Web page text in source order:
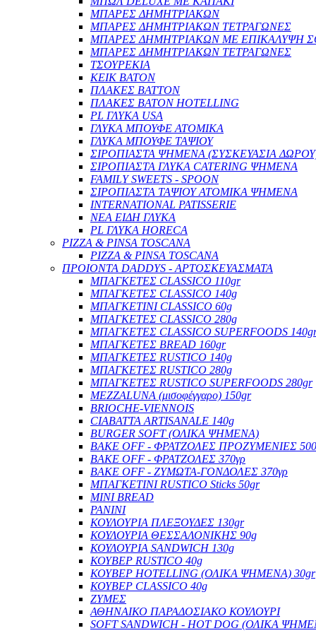
ΜΠΑΡΕΣ ΔΗΜΗΤΡΙΑΚΩΝ
ΜΠΑΡΕΣ ΔΗΜΗΤΡΙΑΚΩΝ ΤΕΤΡΑΓΩΝΕΣ
ΜΠΑΡΕΣ ΔΗΜΗΤΡΙΑΚΩΝ ΜΕ ΕΠΙΚΑΛΥΨΗ
ΜΠΑΡΕΣ ΔΗΜΗΤΡΙΑΚΩΝ ΤΕΤΡΑΓΩΝΕΣ
ΤΣΟΥΡΕΚΙΑ
ΚΕΙΚ BATON
ΠΛΑΚΕΣ BATTON
ΠΛΑΚΕΣ BATON HOTELLING
PL ΓΛΥΚΑ USA
ΓΛΥΚΑ ΜΠΟΥΦΕ ΑΤΟΜΙΚΑ
ΓΛΥΚΑ ΜΠΟΥΦΕ ΤΑΨΙΟΥ
ΣΙΡΟΠΙΑΣΤΑ ΨΗΜΕΝΑ (ΣΥΣΚΕΥΑΣΙΑ
ΣΙΡΟΠΙΑΣΤΑ ΓΛΥΚΑ CATERING ΨΗΜΕΝΑ
FAMILY SWEETS - SPOON
ΣΙΡΟΠΙΑΣΤΑ ΤΑΨΙΟΥ ΑΤΟΜΙΚΑ ΨΗΜΕΝΑ
INTERNATIONAL PATISSERIE
ΝΕΑ ΕΙΔΗ ΓΛΥΚΑ
PL ΓΛΥΚΑ HORECA
PIZZA & PINSA TOSCANA
PIZZA & PINSA TOSCANA
ΠΡΟΙΟΝΤΑ DADDYS - ΑΡΤΟΣΚΕΥΑΣΜΑΤΑ
ΜΠΑΓΚΕΤΕΣ CLASSICO 110gr
ΜΠΑΓΚΕΤΕΣ CLASSICO 140g
ΜΠΑΓΚΕΤΙΝΙ CLASSICO 60g
ΜΠΑΓΚΕΤΕΣ CLASSICO 280g
ΜΠΑΓΚΕΤΕΣ CLASSICO SUPERFOODS
ΜΠΑΓΚΕΤΕΣ BREAD 160gr
ΜΠΑΓΚΕΤΕΣ RUSTICO 140g
ΜΠΑΓΚΕΤΕΣ RUSTICO 280g
ΜΠΑΓΚΕΤΕΣ RUSTICO SUPERFOODS 280gr
MEZZALUNA (μισοφέγγαρο) 150gr
BRIOCHE-VIENNOIS
CIABATTA ARTISANALE 140g
BURGER SOFT (ΟΛΙΚΑ ΨΗΜΕΝΑ)
BAKE OFF - ΦΡΑΤΖΟΛΕΣ ΠΡΟΖΥΜΕΝΙΕΣ
BAKE OFF - ΦΡΑΤΖΟΛΕΣ 370γρ
BAKE OFF - ΖΥΜΩΤΑ-ΓΟΝΔΟΛΕΣ 370γρ
ΜΠΑΓΚΕΤΙΝΙ RUSTICO Sticks 50gr
MINI BREAD
PANINI
ΚΟΥΛΟΥΡΙΑ ΠΛΕΞΟΥΔΕΣ 130gr
ΚΟΥΛΟΥΡΙΑ ΘΕΣΣΑΛΟΝΙΚΗΣ 90g
ΚΟΥΛΟΥΡΙΑ SANDWICH 130g
ΚΟΥΒΕΡ RUSTICO 40g
ΚΟΥΒΕΡ HOTELLING (ΟΛΙΚΑ ΨΗΜΕΝΑ) 30gr
ΚΟΥΒΕΡ CLASSICO 40g
ΖΥΜΕΣ
ΑΘΗΝΑΙΚΟ ΠΑΡΑΔΟΣΙΑΚΟ ΚΟΥΛΟΥΡΙ
SOFT SANDWICH - HOT DOG (ΟΛΙΚΑ